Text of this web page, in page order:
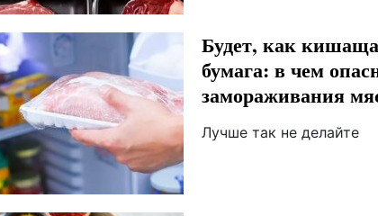
Будет, как
бумага: в чем
замораживания
Лучше так не делайте